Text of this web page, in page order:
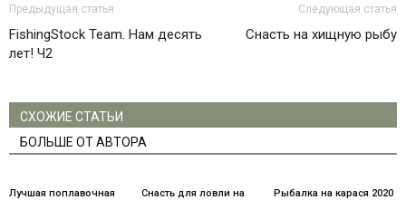
Предыдущая статья
FishingStock Team. Нам десять
лет! Ч2
Следующая статья
Снасть на хищную рыбу
СХОЖИЕ СТАТЬИ
БОЛЬШЕ ОТ АВТОРА
Лучшая поплавочная
Снасть для ловли на
Рыбалка на карася 2020